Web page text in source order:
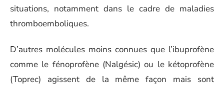
situations, notamment dans le cadre de maladies
thromboemboliques.
D’autres molécules moins connues que l’ibuprofène
comme le fénoprofène (Nalgésic) ou le kétoprofène
(Toprec) agissent de la même façon mais sont